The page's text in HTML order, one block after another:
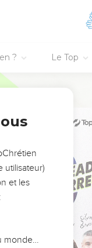
? Le Top
utilisateur)
et les
monde…